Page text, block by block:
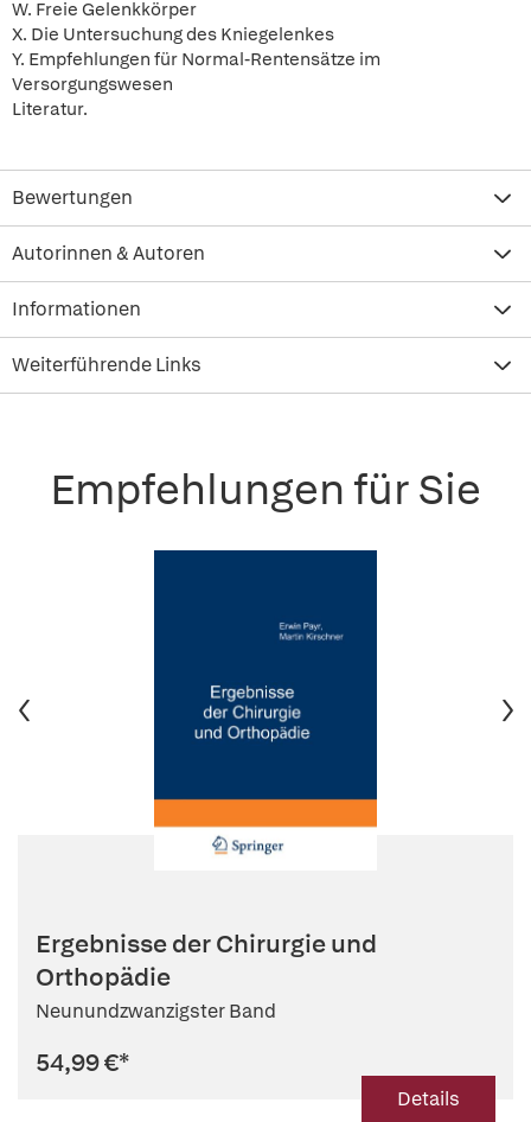
W. Freie Gelenkkörper
X. Die Untersuchung des Kniegelenkes
Y. Empfehlungen für Normal-Rentensätze im
Versorgungswesen
Literatur.
Bewertungen
Autorinnen & Autoren
Informationen
Weiterführende Links
Empfehlungen für Sie
Ergebnisse der Chirurgie und
Orthopädie
Neunundzwanzigster Band
54,99 €*
Details